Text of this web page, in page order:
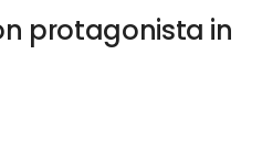
protagonista in